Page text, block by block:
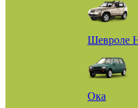
Шевроле
Ока